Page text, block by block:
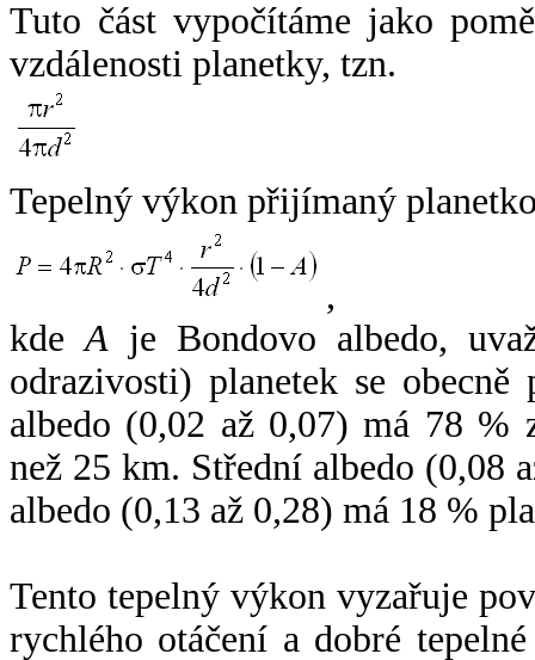
Tuto část vypočítáme jako
vzdálenosti planetky, tzn.
Tepelný výkon přijímaný
,
kdeA je Bondovo albedo,
odrazivosti) planetek se
albedo (0,02 až 0,07) má 78 %
než 25 km. Střední albedo (0,08
albedo (0,13 až 0,28) má 18 %
Tento tepelný výkon vyzařuje
rychlého otáčení a dobré